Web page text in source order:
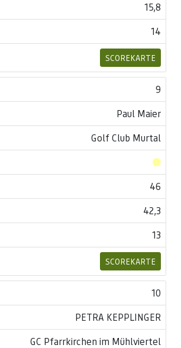
15,8
14
SCOREKARTE
9
Paul Maier
Golf Club Murtal
46
42,3
13
SCOREKARTE
10
PETRA KEPPLINGER
GC Pfarrkirchen im Mühlviertel